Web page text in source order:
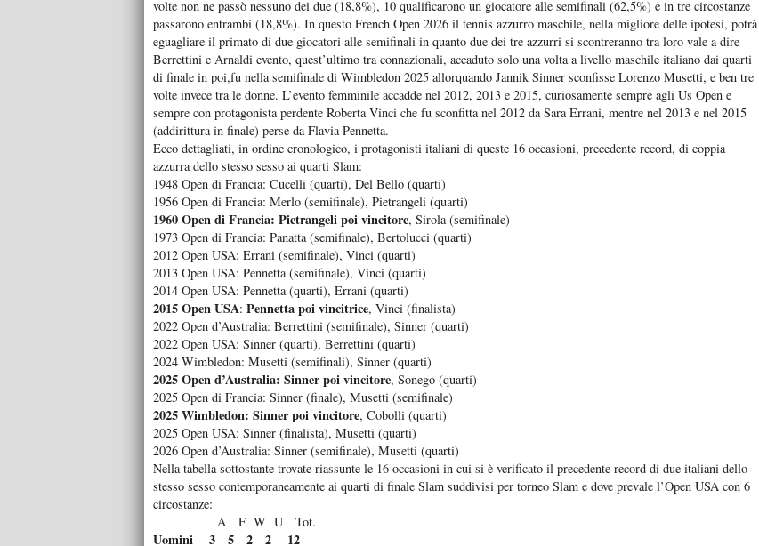
volte non ne passò nessuno dei due (18,8%), 10 qualificarono un giocatore alle semifinali (62,5%) e in tre circostanze
passarono entrambi (18,8%). In questo French Open 2026 il tennis azzurro maschile, nella migliore delle ipotesi, potrà
eguagliare il primato di due giocatori alle semifinali in quanto due dei tre azzurri si scontreranno tra loro vale a dire
Berrettini e Arnaldi evento, quest’ultimo tra connazionali, accaduto solo una volta a livello maschile italiano dai quarti
di finale in poi,fu nella semifinale di Wimbledon 2025 allorquando Jannik Sinner sconfisse Lorenzo Musetti, e ben tre
volte invece tra le donne. L’evento femminile accadde nel 2012, 2013 e 2015, curiosamente sempre agli Us Open e
sempre con protagonista perdente Roberta Vinci che fu sconfitta nel 2012 da Sara Errani, mentre nel 2013 e nel 2015
(addirittura in finale) perse da Flavia Pennetta.
Ecco dettagliati, in ordine cronologico, i protagonisti italiani di queste 16 occasioni, precedente record, di coppia
azzurra dello stesso sesso ai quarti Slam:
1948 Open di Francia: Cucelli (quarti), Del Bello (quarti)
1956 Open di Francia: Merlo (semifinale), Pietrangeli (quarti)
1960 Open di Francia: Pietrangeli poi vincitore, Sirola (semifinale)
1973 Open di Francia: Panatta (semifinale), Bertolucci (quarti)
2012 Open USA: Errani (semifinale), Vinci (quarti)
2013 Open USA: Pennetta (semifinale), Vinci (quarti)
2014 Open USA: Pennetta (quarti), Errani (quarti)
2015 Open USA: Pennetta poi vincitrice, Vinci (finalista)
2022 Open d’Australia: Berrettini (semifinale), Sinner (quarti)
2022 Open USA: Sinner (quarti), Berrettini (quarti)
2024 Wimbledon: Musetti (semifinali), Sinner (quarti)
2025 Open d’Australia: Sinner poi vincitore, Sonego (quarti)
2025 Open di Francia: Sinner (finale), Musetti (semifinale)
2025 Wimbledon: Sinner poi vincitore, Cobolli (quarti)
2025 Open USA: Sinner (finalista), Musetti (quarti)
2026 Open d’Australia: Sinner (semifinale), Musetti (quarti)
Nella tabella sottostante trovate riassunte le 16 occasioni in cui si è verificato il precedente record di due italiani dello
stesso sesso contemporaneamente ai quarti di finale Slam suddivisi per torneo Slam e dove prevale l’Open USA con 6
circostanze:
A F W U Tot.
Uomini 3 5 2 2 12